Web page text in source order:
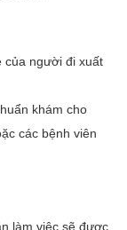
người đi xuất
khám cho
các bệnh viên
làm việc sẽ được